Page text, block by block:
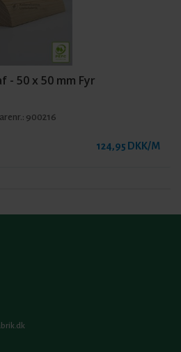
- 50 x 50 mm Fyr
900216
124,95 DKK/M